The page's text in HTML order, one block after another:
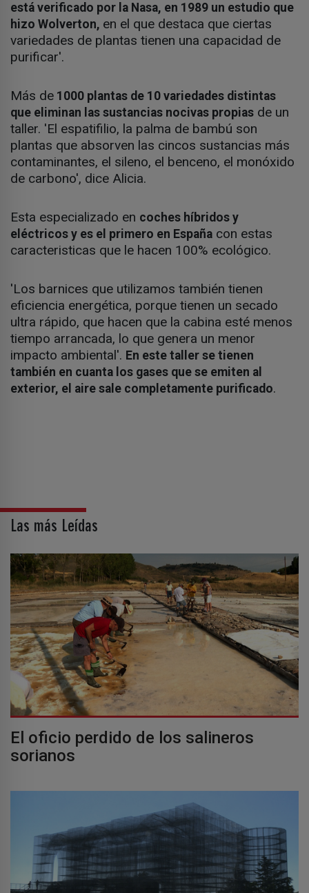
está verificado por la Nasa, en 1989 un estudio que
hizo Wolverton, en el que destaca que ciertas
variedades de plantas tienen una capacidad de
purificar'.
Más de 1000 plantas de 10 variedades distintas
que eliminan las sustancias nocivas propias de un
taller. 'El espatifilio, la palma de bambú son
plantas que absorven las cincos sustancias más
contaminantes, el sileno, el benceno, el monóxido
de carbono', dice Alicia.
Esta especializado en coches híbridos y
eléctricos y es el primero en España con estas
caracteristicas que le hacen 100% ecológico.
'Los barnices que utilizamos también tienen
eficiencia energética, porque tienen un secado
ultra rápido, que hacen que la cabina esté menos
tiempo arrancada, lo que genera un menor
impacto ambiental'. En este taller se tienen
también en cuanta los gases que se emiten al
exterior, el aire sale completamente purificado.
Las más Leídas
El oficio perdido de los salineros
sorianos